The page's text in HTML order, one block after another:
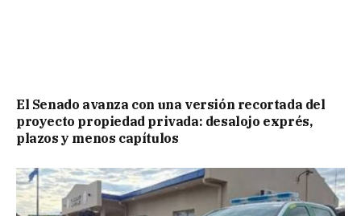
El Senado avanza con una versión recortada del
proyecto propiedad privada: desalojo exprés,
plazos y menos capítulos